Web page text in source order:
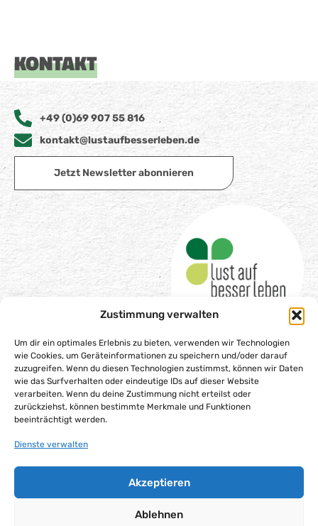
Zustimmung verwalten
Um dir ein optimales Erlebnis zu bieten, verwenden wir Technologien
wie Cookies, um Geräteinformationen zu speichern und/oder darauf
zuzugreifen. Wenn du diesen Technologien zustimmst, können wir Daten
wie das Surfverhalten oder eindeutige IDs auf dieser Website
verarbeiten. Wenn du deine Zustimmung nicht erteilst oder
zurückziehst, können bestimmte Merkmale und Funktionen
beeinträchtigt werden.
Dienste verwalten
Akzeptieren
Ablehnen
KONTAKT
+49 (0)69 907 55 816
kontakt@lustaufbesserleben.de
Jetzt Newsletter abonnieren
Impressum
Datenschutzerklärung
Barrierefreiheitserklärung
Gesellschaftsvertrag
Cookie-Richtlinie (EU)
Alle Rechte vorbehalten – Lust auf besser leben gGmbH,